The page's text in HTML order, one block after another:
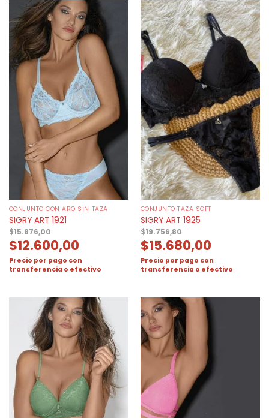
CONJUNTO CON ARO SIN TAZA
SIGRY ART 1921
$15.876,00
$12.600,00
Precio por pago con
transferencia o efectivo
CONJUNTO TAZA SOFT
SIGRY ART 1925
$19.756,80
$15.680,00
Precio por pago con
transferencia o efectivo